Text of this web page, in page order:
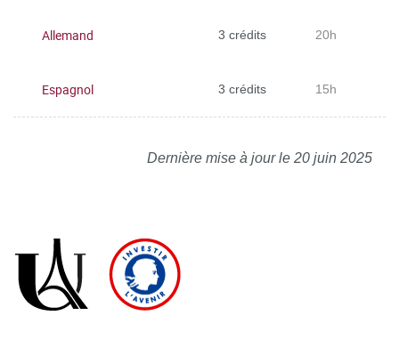
Allemand 3 crédits 20h
Espagnol 3 crédits 15h
Dernière mise à jour le 20 juin 2025